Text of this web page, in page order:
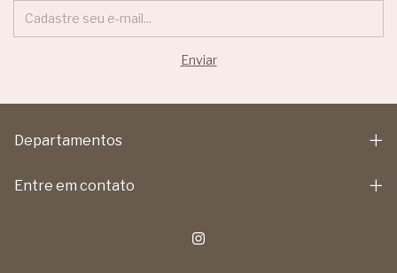
Departamentos
Entre em contato